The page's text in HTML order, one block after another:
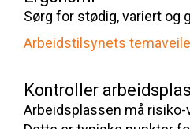
Sørg for stødig, variert og
Arbeidstilsynets
Kontroller
Arbeidsplassen må